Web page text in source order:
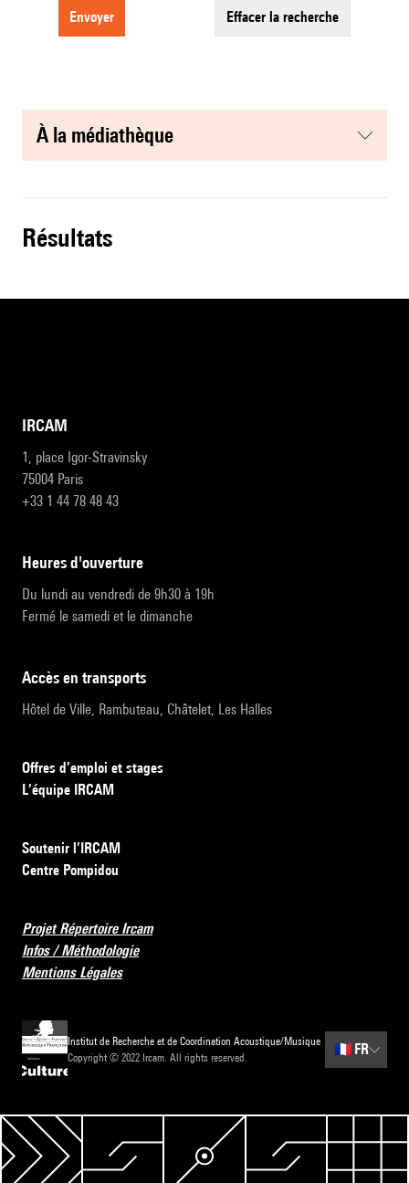
envoyer effacer la recherche
à la médiathèque
résultats
IRCAM
1, place Igor-Stravinsky
75004 Paris
+33 1 44 78 48 43
heures d'ouverture
Du lundi au vendredi de 9h30 à 19h
Fermé le samedi et le dimanche
accès en transports
Hôtel de Ville, Rambuteau, Châtelet, Les Halles
Offres d’emploi et stages
L’équipe IRCAM
Soutenir l’IRCAM
Centre Pompidou
Projet Répertoire Ircam
Infos / Méthodologie
Mentions Légales
Institut de Recherche et de Coordination Acoustique/Musique
Copyright © 2022 Ircam. All rights reserved.
🇫🇷 FR